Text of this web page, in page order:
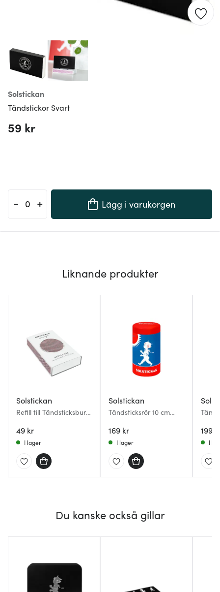
Solstickan
Tändstickor Svart
59 kr
- + Lägg i varukorgen
Liknande produkter
Solstickan
Refill till Tändsticksburk
49 kr
I lager
Solstickan
Tändsticksrör 10 cm
169 kr
I lager
199
I
Du kanske också gillar